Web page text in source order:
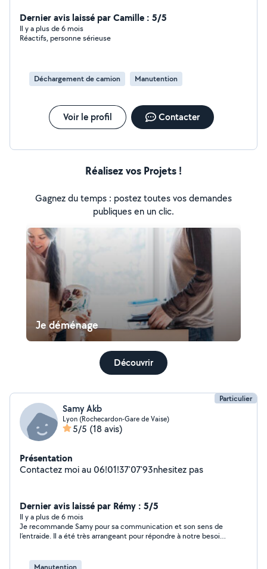
Dernier avis laissé par Camille : 5/5
Il y a plus de 6 mois
Réactifs, personne sérieuse
Déchargement de camion Manutention
Voir le profil Contacter
Réalisez vos Projets !
Gagnez du temps : postez toutes vos demandes
publiques en un clic.
Je déménage
Découvrir
Particulier
Samy Akb
Lyon (Rochecardon-Gare de Vaise)
5/5 (18 avis)
Présentation
Contactez moi au 06!01!37'07'93nhesitez pas
Dernier avis laissé par Rémy : 5/5
Il y a plus de 6 mois
Je recommande Samy pour sa communication et son sens de
l’entraide. Il a été très arrangeant pour répondre à notre besoin
refaire appel à Samy . Encore merci !
Manutention